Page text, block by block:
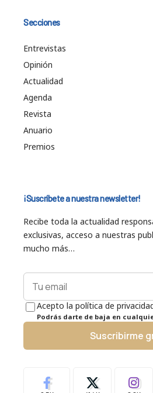
Secciones
Entrevistas
Opinión
Actualidad
Agenda
Revista
Anuario
Premios
¡Suscríbete a nuestra newsletter!
Recibe toda la actualidad
exclusivas, acceso a nuestras
mucho más…
Acepto la política de
Podrás darte de baja en
Suscribirme